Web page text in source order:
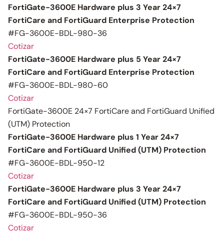
FortiGate-3600E Hardware plus 3 Year 24×7
FortiCare and FortiGuard Enterprise Protection
#FG-3600E-BDL-980-36
Cotizar
FortiGate-3600E Hardware plus 5 Year 24×7
FortiCare and FortiGuard Enterprise Protection
#FG-3600E-BDL-980-60
Cotizar
FortiGate-3600E 24×7 FortiCare and FortiGuard Unified
(UTM) Protection
FortiGate-3600E Hardware plus 1 Year 24×7
FortiCare and FortiGuard Unified (UTM) Protection
#FG-3600E-BDL-950-12
Cotizar
FortiGate-3600E Hardware plus 3 Year 24×7
FortiCare and FortiGuard Unified (UTM) Protection
#FG-3600E-BDL-950-36
Cotizar